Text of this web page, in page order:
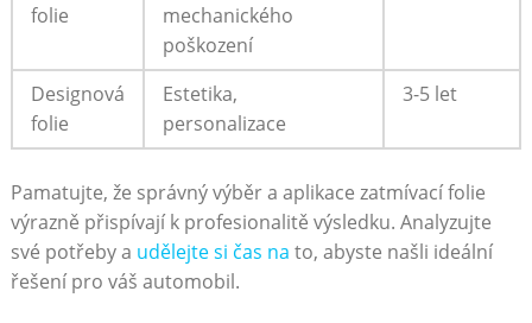
folie
mechanického
poškození
Designová
folie
Estetika,
personalizace
3-5 let
Pamatujte,‌ že správný výběr a aplikace‌ zatmívací folie⁤
výrazně přispívají k⁣ profesionalitě výsledku.‌ Analyzujte
své potřeby a udělejte⁢ si čas‍ na to, abyste našli ideální
řešení​ pro⁢ váš⁣ automobil.